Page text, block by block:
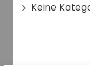
Keine